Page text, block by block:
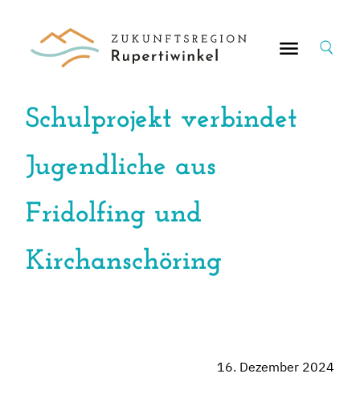
Suche
Schulprojekt verbindet
Jugendliche aus
Fridolfing und
Kirchanschöring
16. Dezember 2024